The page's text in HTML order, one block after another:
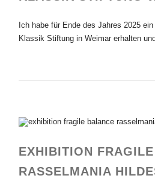
Ich habe für Ende des Jahres 2025
Klassik Stiftung in Weimar erhalten
EXHIBITION
RASSELMANIA